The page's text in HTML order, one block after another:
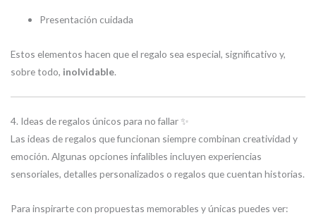
Presentación cuidada
Estos elementos hacen que el regalo sea especial, significativo y,
sobre todo, inolvidable.
4. Ideas de regalos únicos para no fallar ✨
Las ideas de regalos que funcionan siempre combinan creatividad y
emoción. Algunas opciones infalibles incluyen experiencias
sensoriales, detalles personalizados o regalos que cuentan historias.
Para inspirarte con propuestas memorables y únicas puedes ver: